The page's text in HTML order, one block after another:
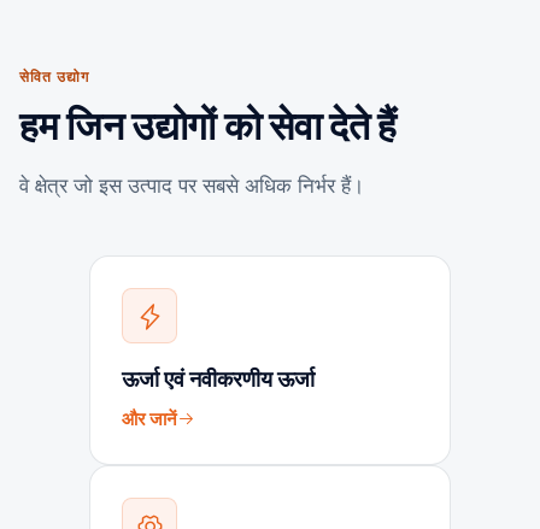
सेवित उद्योग
हम जिन उद्योगों को सेवा देते हैं
वे क्षेत्र जो इस उत्पाद पर सबसे अधिक निर्भर हैं।
ऊर्जा एवं नवीकरणीय ऊर्जा
और जानें